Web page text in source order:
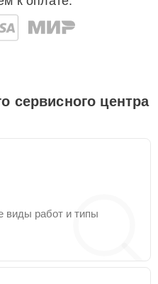
сервисного центра
виды работ и типы